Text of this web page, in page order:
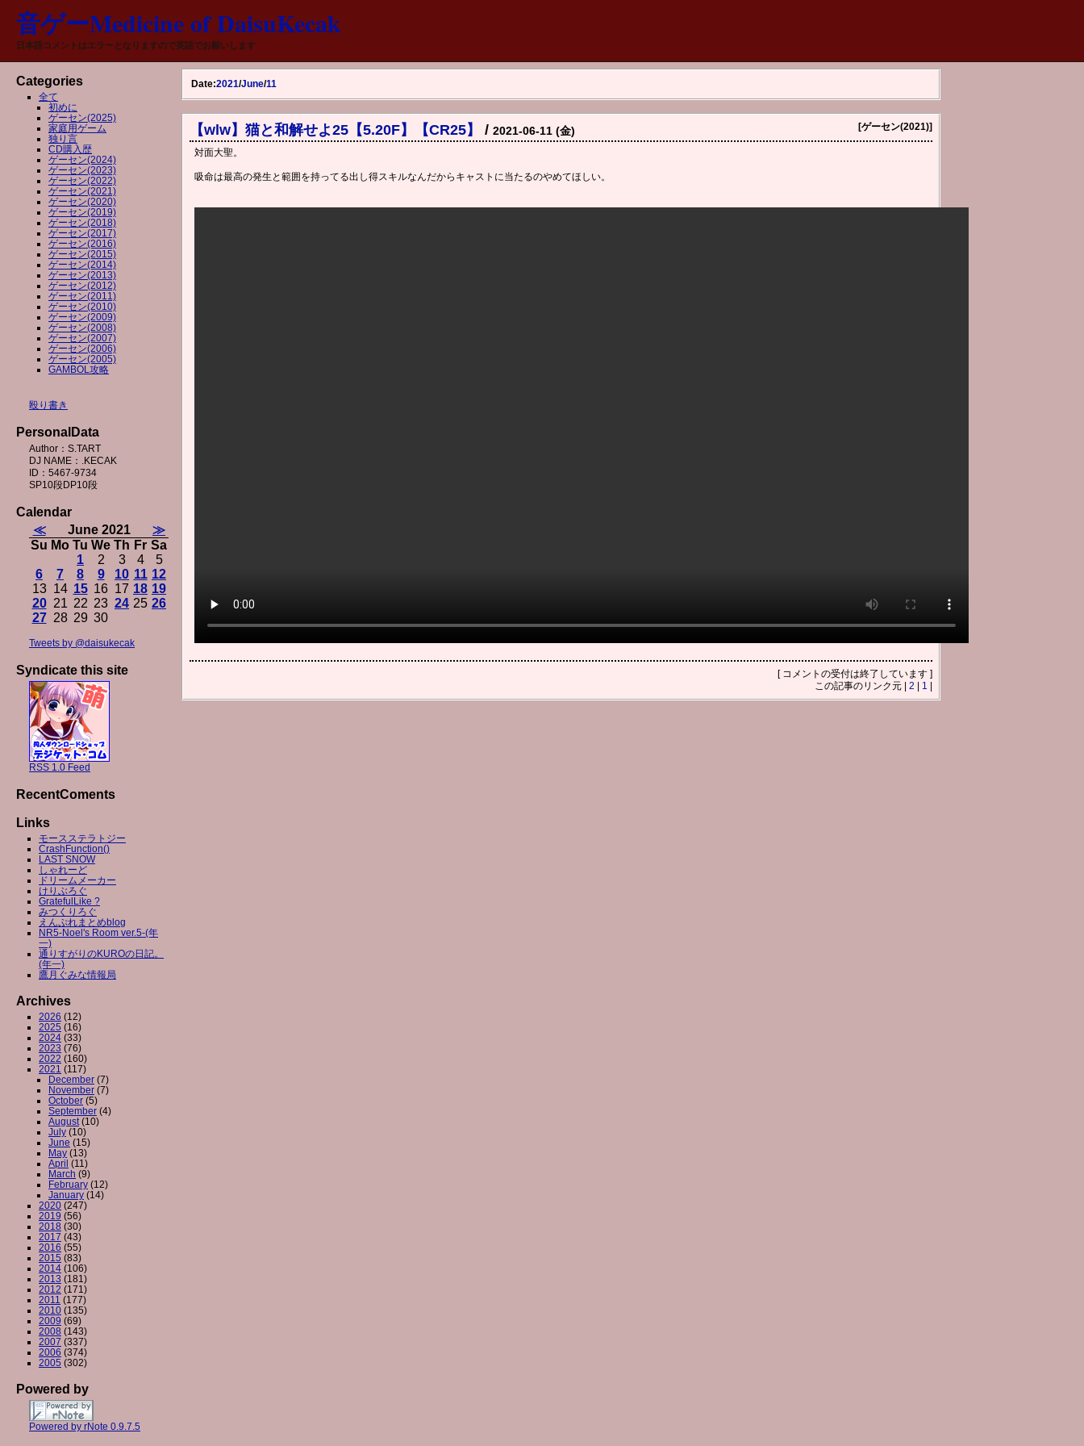
音ゲーMedicine of DaisuKecak
日本語コメントはエラーとなりますので英語でお願いします
Date:2021/June/11
[ゲーセン(2021)]
【wlw】猫と和解せよ25【5.20F】【CR25】 / 2021-06-11 (金)
対面大聖。
吸命は最高の発生と範囲を持ってる出し得スキルなんだからキャストに当たるのやめてほしい。
[ コメントの受付は終了しています ]
この記事のリンク元 | 2 1
Categories
全て
初めに
ゲーセン(2025)
家庭用ゲーム
独り言
CD購入歴
ゲーセン(2024)
ゲーセン(2023)
ゲーセン(2022)
ゲーセン(2021)
ゲーセン(2020)
ゲーセン(2019)
ゲーセン(2018)
ゲーセン(2017)
ゲーセン(2016)
ゲーセン(2015)
ゲーセン(2014)
ゲーセン(2013)
ゲーセン(2012)
ゲーセン(2011)
ゲーセン(2010)
ゲーセン(2009)
ゲーセン(2008)
ゲーセン(2007)
ゲーセン(2006)
ゲーセン(2005)
GAMBOL攻略
殴り書き
PersonalData
Author：S.TART
DJ NAME：.KECAK
ID：5467-9734
SP10段DP10段
Calendar
≪
June 2021
≫
Su Mo Tu We Th Fr Sa
1
2 3 4
5
6
7 8 9 10 11 12
13 14 15 16 17 18 19
20 21 22 23 24 25 26
27 28 29 30
Tweets by @daisukecak
Syndicate this site
RSS 1.0 Feed
RecentComents
Links
モースステラトジー
CrashFunction()
LAST SNOW
しゃれーど
ドリームメーカー
けりぶろぐ
GratefulLike ?
みつくりろぐ
えんぷれまとめblog
NR5-Noel's Room ver.5-(年
一)
通りすがりのKUROの日記。
(年一)
鷹月ぐみな情報局
Archives
2026 (12)
2025 (16)
2024 (33)
2023 (76)
2022 (160)
2021 (117)
December (7)
November (7)
October (5)
September (4)
August(10)
July (10)
June (15)
May (13)
April (11)
March (9)
February (12)
January (14)
2020 (247)
2019 (56)
2018 (30)
2017 (43)
2016 (55)
2015 (83)
2014 (106)
2013 (181)
2012 (171)
2011 (177)
2010 (135)
2009 (69)
2008 (143)
2007 (337)
2006 (374)
2005 (302)
Powered by
Powered by rNote 0.9.7.5